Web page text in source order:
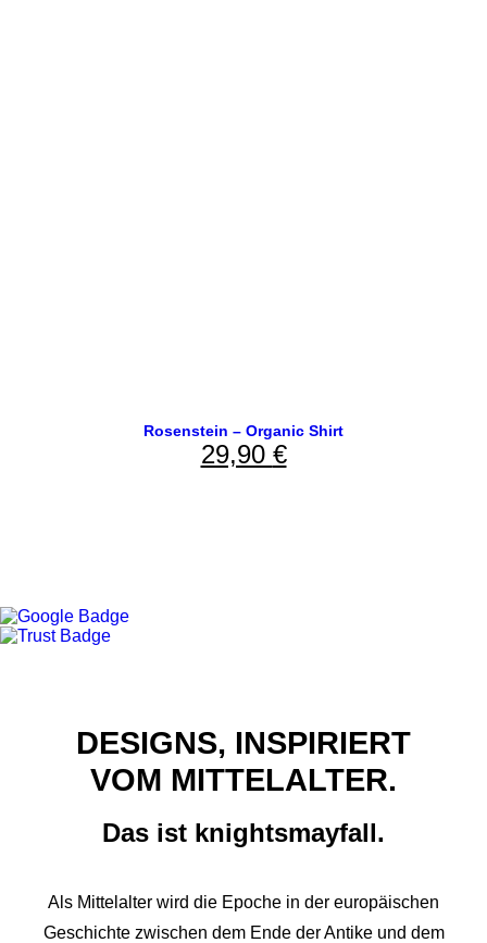
Rosenstein – Organic Shirt
29,90 €
DESIGNS, INSPIRIERT
VOM MITTELALTER.
Das ist knightsmayfall.
Als Mittelalter wird die Epoche in der europäischen
Geschichte zwischen dem Ende der Antike und dem